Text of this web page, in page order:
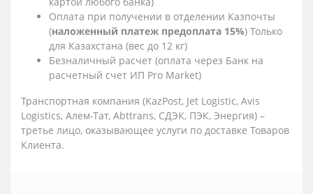
Оплата при получении в отделении Казпочты
(наложенный платеж предоплата 15%) Только
для Казахстана (вес до 12 кг)
Безналичный расчет (оплата через Банк на
расчетный счет ИП Pro Market)
Транспортная компания (KazPost, Jet Logistic, Avis
Logistics, Алем-Тат, Abttrans, СДЭК, ПЭК, Энергия) –
третье лицо, оказывающее услуги по доставке Товаров
Клиента.